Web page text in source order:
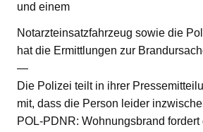
und einem
Notarzteinsatzfahrzeug sowie die
hat die Ermittlungen zur
—
Die Polizei teilt in ihrer
mit, dass die Person leider
POL-PDNR: Wohnungsbrand fordert